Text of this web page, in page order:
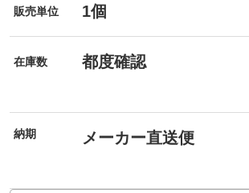
販売単位 1個
在庫数 都度確認
納期 メーカー直送便